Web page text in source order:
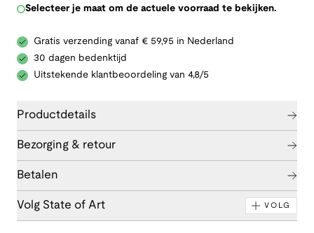
Selecteer je maat om de actuele voorraad te bekijken.
Gratis verzending vanaf € 59,95 in Nederland
30 dagen bedenktijd
Uitstekende klantbeoordeling van 4,8/5
Productdetails
Bezorging & retour
Betalen
Volg State of Art VOLG